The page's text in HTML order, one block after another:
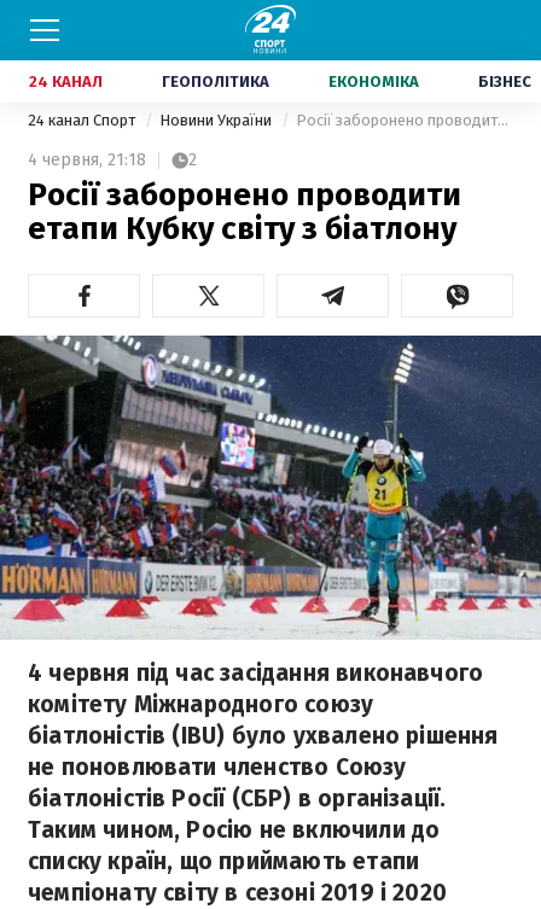
24 КАНАЛ ГЕОПОЛІТИКА ЕКОНОМІКА БІЗНЕС
24 канал Спорт Новини України Росії заборонено проводити етапи Кубку світу з біатлону
4 червня, 21:18 2
Росії заборонено проводити
етапи Кубку світу з біатлону
4 червня під час засідання виконавчого
комітету Міжнародного союзу
біатлоністів (IBU) було ухвалено рішення
не поновлювати членство Союзу
біатлоністів Росії (СБР) в організації.
Таким чином, Росію не включили до
списку країн, що приймають етапи
чемпіонату світу в сезоні 2019 і 2020